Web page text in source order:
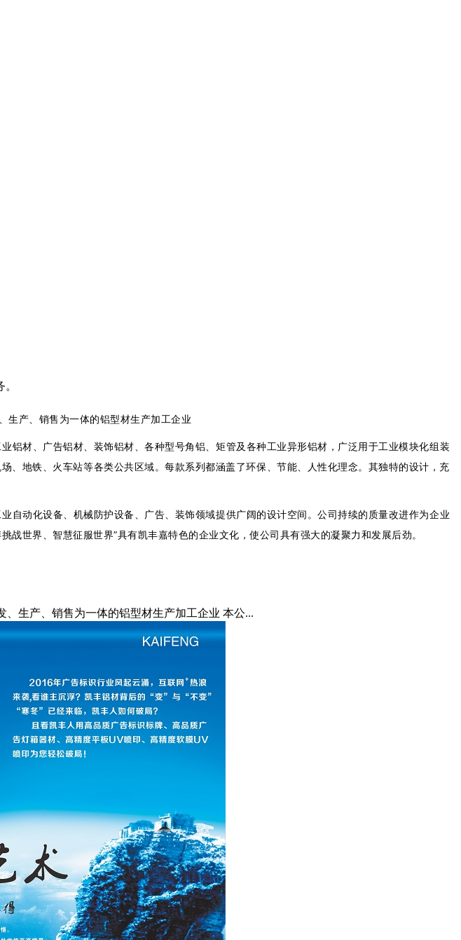
生产、销售为一体的铝型材生产加工企业
材、广告铝材、装饰铝材、各种型号角铝、矩管及各种工业异形铝材，广泛用于工业模块化组装
地铁、火车站等各类公共区域。每款系列都涵盖了环保、节能、人性化理念。其独特的设计，充
动化设备、机械防护设备、广告、装饰领域提供广阔的设计空间。公司持续的质量改进作为企业
世界、智慧征服世界”具有凯丰嘉特色的企业文化，使公司具有强大的凝聚力和发展后劲。
生产、销售为一体的铝型材生产加工企业 本公...